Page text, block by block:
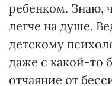
ребенком. Знаю,
легче на душе.
детскому
даже с какой-то
отчаяние от